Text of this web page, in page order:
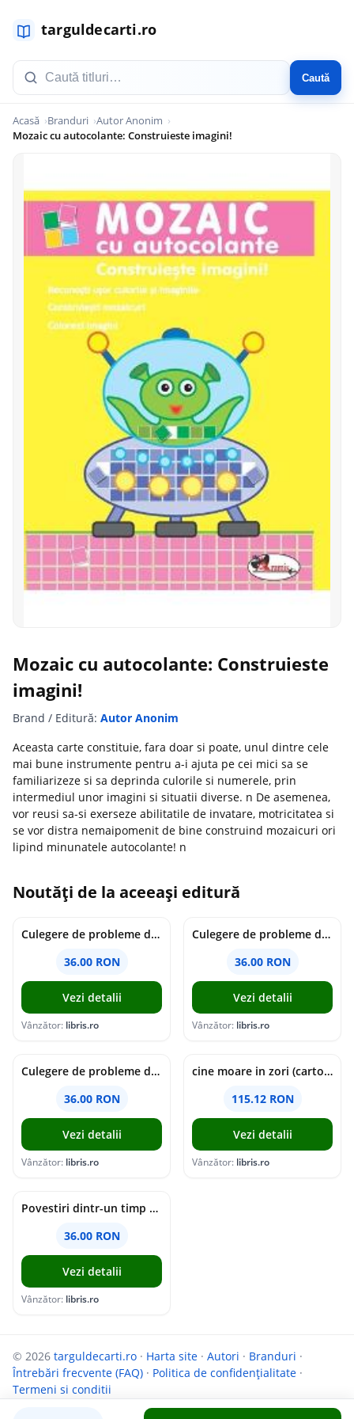
Caută
Acasă Branduri Autor Anonim
Mozaic cu autocolante: Construieste imagini!
Mozaic cu autocolante: Construieste
imagini!
Brand / Editură: Autor Anonim
Aceasta carte constituie, fara doar si poate, unul dintre cele
mai bune instrumente pentru a-i ajuta pe cei mici sa se
familiarizeze si sa deprinda culorile si numerele, prin
intermediul unor imagini si situatii diverse. n De asemenea,
vor reusi sa-si exerseze abilitatile de invatare, motricitatea si
se vor distra nemaipomenit de bine construind mozaicuri ori
lipind minunatele autocolante! n
Noutăți de la aceeași editură
Culegere de probleme de matematica - Clasa 7 - Ioana Monalisa Manea
36.00 RON
Vezi detalii
Vânzător: libris.ro
Culegere de probleme de matematica - Clasa 6 - Ioana Monalisa Manea, Cristina Neagoe
36.00 RON
Vezi detalii
Vânzător: libris.ro
Culegere de probleme de matematica - Clasa 5 - Ioana Monalisa Manea, Cristina Neagoe
36.00 RON
Vezi detalii
Vânzător: libris.ro
cine moare in zori (cartonata) - holly jackson
115.12 RON
Vezi detalii
Vânzător: libris.ro
Povestiri dintr-un timp suspendat - Simona Mihutiu
36.00 RON
Vezi detalii
Vânzător: libris.ro
© 2026 targuldecarti.ro · Harta site · Autori · Branduri ·
Întrebări frecvente (FAQ) · Politica de confidențialitate ·
Termeni si conditii